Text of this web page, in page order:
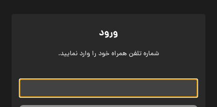
ورود
شماره تلفن همراه خود را وارد نمایید.